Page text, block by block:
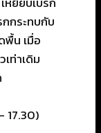
กระทบกับ
น เมื่อ
ท่าเดิม